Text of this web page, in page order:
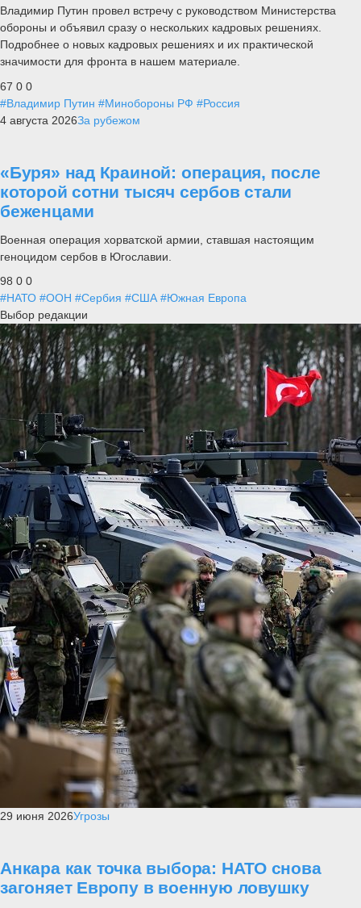
Владимир Путин провел встречу с руководством Министерства
обороны и объявил сразу о нескольких кадровых решениях.
Подробнее о новых кадровых решениях и их практической
значимости для фронта в нашем материале.
67 0 0
#Владимир Путин #Минобороны РФ #Россия
4 августа 2026За рубежом
«Буря» над Краиной: операция, после
которой сотни тысяч сербов стали
беженцами
Военная операция хорватской армии, ставшая настоящим
геноцидом сербов в Югославии.
98 0 0
#НАТО #ООН #Сербия #США #Южная Европа
Выбор редакции
29 июня 2026Угрозы
Анкара как точка выбора: НАТО снова
загоняет Европу в военную ловушку